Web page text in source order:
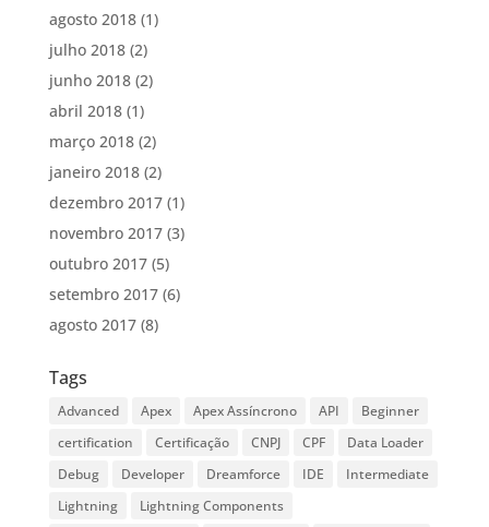
agosto 2018(1)
julho 2018(2)
junho 2018(2)
abril 2018(1)
março 2018(2)
janeiro 2018(2)
dezembro 2017(1)
novembro 2017(3)
outubro 2017(5)
setembro 2017(6)
agosto 2017(8)
Tags
Advanced Apex Apex Assíncrono API
Beginner
certification
Certificação CNPJ CPF
Data Loader
Debug
Developer Dreamforce IDE
Intermediate
Lightning
Lightning Components